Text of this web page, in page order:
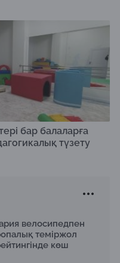
бар балаларға
түзету
велосипедпен
теміржол
көш